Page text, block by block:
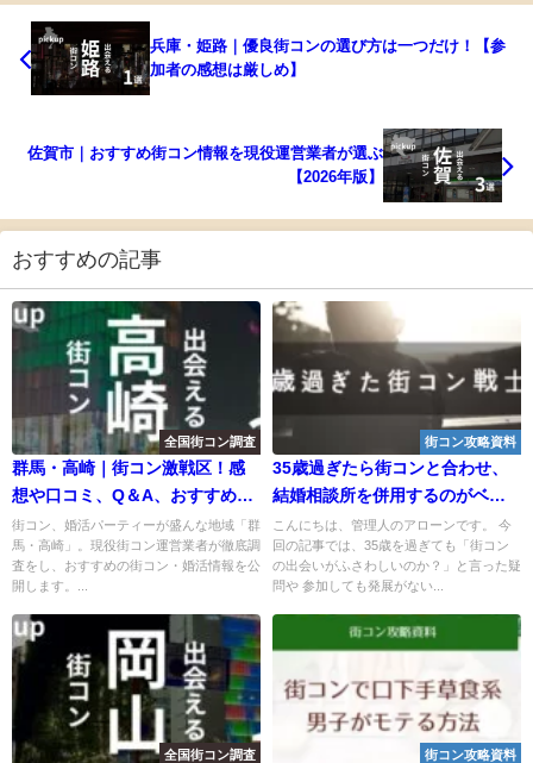
兵庫・姫路｜優良街コンの選び方は一つだけ！【参
加者の感想は厳しめ】
佐賀市｜おすすめ街コン情報を現役運営業者が選ぶ
【2026年版】
おすすめの記事
全国街コン調査
群馬・高崎｜街コン激戦区！感
想や口コミ、Q＆A、おすすめ街
コン紹介
街コン、婚活パーティーが盛んな地域「群
馬・高崎」。現役街コン運営業者が徹底調
査をし、おすすめの街コン・婚活情報を公
開します。...
街コン攻略資料
35歳過ぎたら街コンと合わせ、
結婚相談所を併用するのがベス
ト
こんにちは、管理人のアローンです。 今
回の記事では、35歳を過ぎても「街コン
の出会いがふさわしいのか？」と言った疑
問や 参加しても発展がない...
全国街コン調査 街コン攻略資料